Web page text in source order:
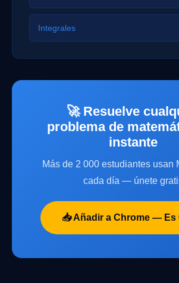
Integrales
🚀 Resuelve
problema de
instante
Más de 2 000 estudiantes usan
cada día — únete
📥 Añadir a Chrome — Es